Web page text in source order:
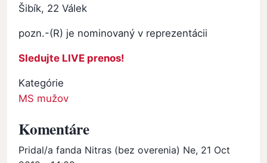
Šibík, 22 Válek
pozn.-(R) je nominovaný v reprezentácii
Sledujte LIVE prenos!
Kategórie
MS mužov
Komentáre
Pridal/afanda Nitras (bez overenia) Ne, 21 Oct